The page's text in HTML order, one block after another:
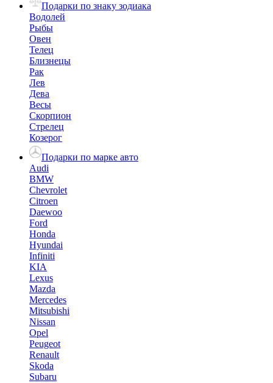
Подарки по знаку зодиака
Водолей
Рыбы
Овен
Телец
Близнецы
Рак
Лев
Дева
Весы
Скорпион
Стрелец
Козерог
Подарки по марке авто
Audi
BMW
Chevrolet
Citroen
Daewoo
Ford
Honda
Hyundai
Infiniti
KIA
Lexus
Mazda
Mercedes
Mitsubishi
Nissan
Opel
Peugeot
Renault
Skoda
Subaru